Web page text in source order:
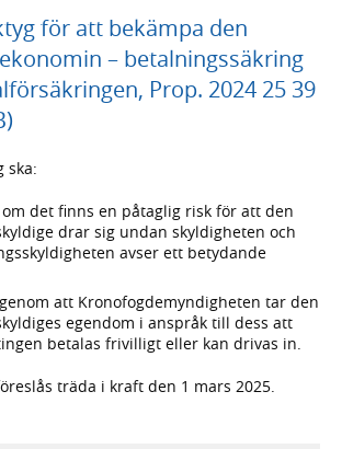
för att bekämpa den
– betalningssäkring
Prop. 2024 25 39
ska:
det finns en påtaglig risk för att den
drar sig undan skyldigheten och
avser ett betydande
att Kronofogdemyndigheten tar den
egendom i anspråk till dess att
betalas frivilligt eller kan drivas in.
träda i kraft den 1 mars 2025.